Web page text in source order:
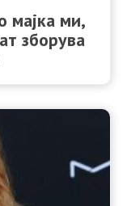
мајка ми,
зборува